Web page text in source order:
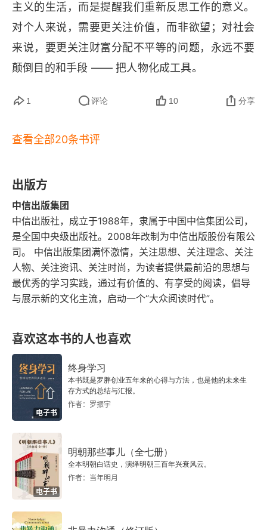
是为了自己的益处，这才是呼召。如果你是一名基
督徒，希望在工作中忠心，你会发现自己在以下几
个方面反复进行着思索衡量：●在工作中服侍上帝
就是促进社会公益。●在工作中服侍上帝就是成为
一个诚实之人，并向同事传福音。●在工作中服侍
服侍上帝就是创造美好之物。●在工作中服侍上帝
山幽谷，仍然以感恩、喜悦、被福音更新过的心来
工作。●在工作中服侍上帝就是做任何能给你带来
最大喜乐和激情的工作。●在工作中服侍上帝就是
竭尽所能去挣钱，然后竭尽所能去慷慨施舍。除非
有上帝。如果圣经中的上帝确实存在，今生背后是
另一个永恒的世界，而并非只有今生，那么每份善
着上帝的呼召，并具有永恒的意义。整本圣经一开
始首先谈及的就是工作。由此可见，工作十分重
要，是一切的基础。《创世记》的作者将上帝对宇
宙万物的创造视为工作，把伟大的创世之工放在一
周七天之内完成。接着，他向我们展示了人类在伊
甸园里的工作。这种将神圣有序的创造和人类受造
的目的联系在一起的工作观，在世界各大信仰和宗
教体系中都是绝无仅有的。创世记》告诉我们一个
令人讶异的事实 —— 工作乃是伊甸园的一部分。
一位圣经学者总结道：“无疑，上帝良善的计划中少
主义的生活，而是提醒我们重新反思工作的意义。
对个人来说，需要更关注价值，而非欲望；对社会
来说，要更关注财富分配不平等的问题，永远不要
颠倒目的和手段 —— 把人物化成工具。
1 评论 10 分享
查看全部20条书评
出版方
中信出版集团
中信出版社，成立于1988年，隶属于中国中信集团公司，
是全国中央级出版社。2008年改制为中信出版股份有限公
司。 中信出版集团满怀激情，关注思想、关注理念、关注
人物、关注资讯、关注时尚，为读者提供最前沿的思想与
最优秀的学习实践，通过有价值的、有享受的阅读，倡导
与展示新的文化主流，启动一个“大众阅读时代”。
喜欢这本书的人也喜欢
电子书
终身学习
本书既是罗胖创业五年来的心得与方法，也是他的未来生
存方式的总结与汇报。
作者：罗振宇
电子书
明朝那些事儿（全七册）
全本明朝白话史，演绎明朝三百年兴衰风云。
作者：当年明月